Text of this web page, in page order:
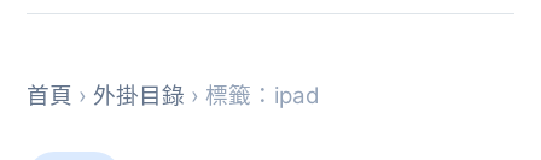
首頁 › 外掛目錄 › 標籤：ipad